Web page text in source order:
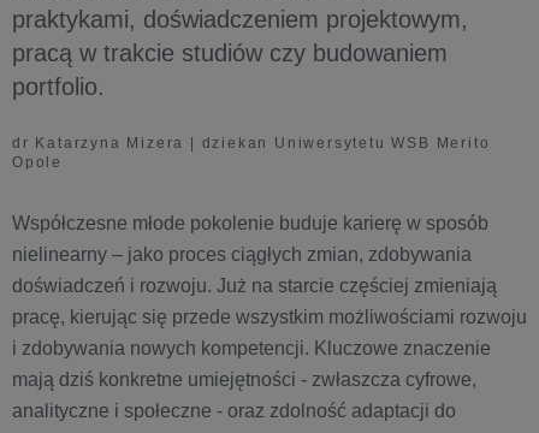
praktykami, doświadczeniem projektowym,
pracą w trakcie studiów czy budowaniem
portfolio.
dr Katarzyna Mizera | dziekan Uniwersytetu WSB Merito
Opole
Współczesne młode pokolenie buduje karierę w sposób
nielinearny – jako proces ciągłych zmian, zdobywania
doświadczeń i rozwoju. Już na starcie częściej zmieniają
pracę, kierując się przede wszystkim możliwościami rozwoju
i zdobywania nowych kompetencji. Kluczowe znaczenie
mają dziś konkretne umiejętności - zwłaszcza cyfrowe,
analityczne i społeczne - oraz zdolność adaptacji do